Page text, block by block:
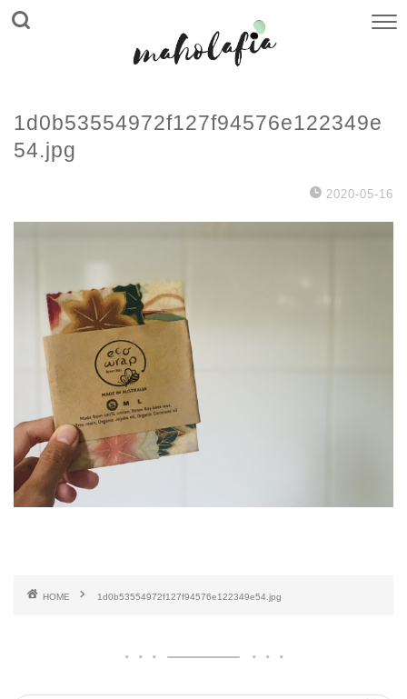
1d0b53554972f127f94576e122349e
54.jpg
2020-05-16
HOME 1d0b53554972f127f94576e122349e54.jpg